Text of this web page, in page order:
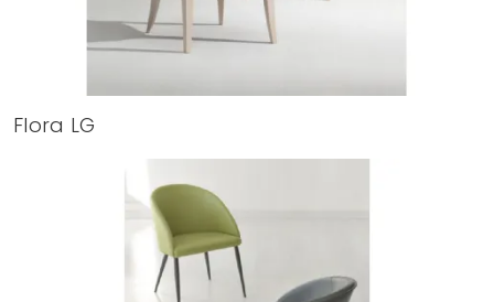
Flora LG